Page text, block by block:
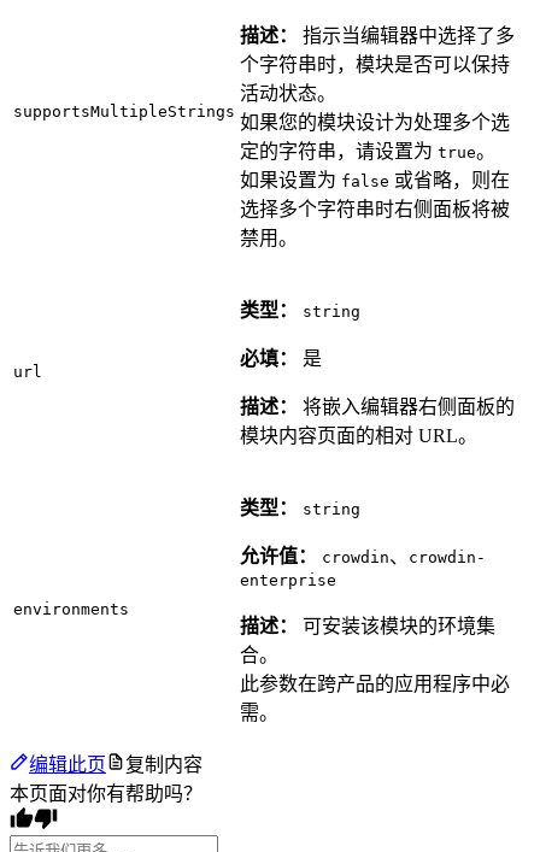
supportsMultipleStrings
描述：
指示当编辑器中选择了多
个字符串时，模块是否可以保持
活动状态。
如果您的模块设计为处理多个选
定的字符串，请设置为 true。
如果设置为 false 或省略，则在
选择多个字符串时右侧面板将被
禁用。
url
类型： string
必填： 是
描述：
将嵌入编辑器右侧面板的
模块内容页面的相对 URL。
environments
类型： string
允许值： crowdin、
crowdin-
enterprise
描述：
可安装该模块的环境集
合。
此参数在跨产品的应用程序中必
需。
编辑此页
复制内容
本页面对你有帮助吗？